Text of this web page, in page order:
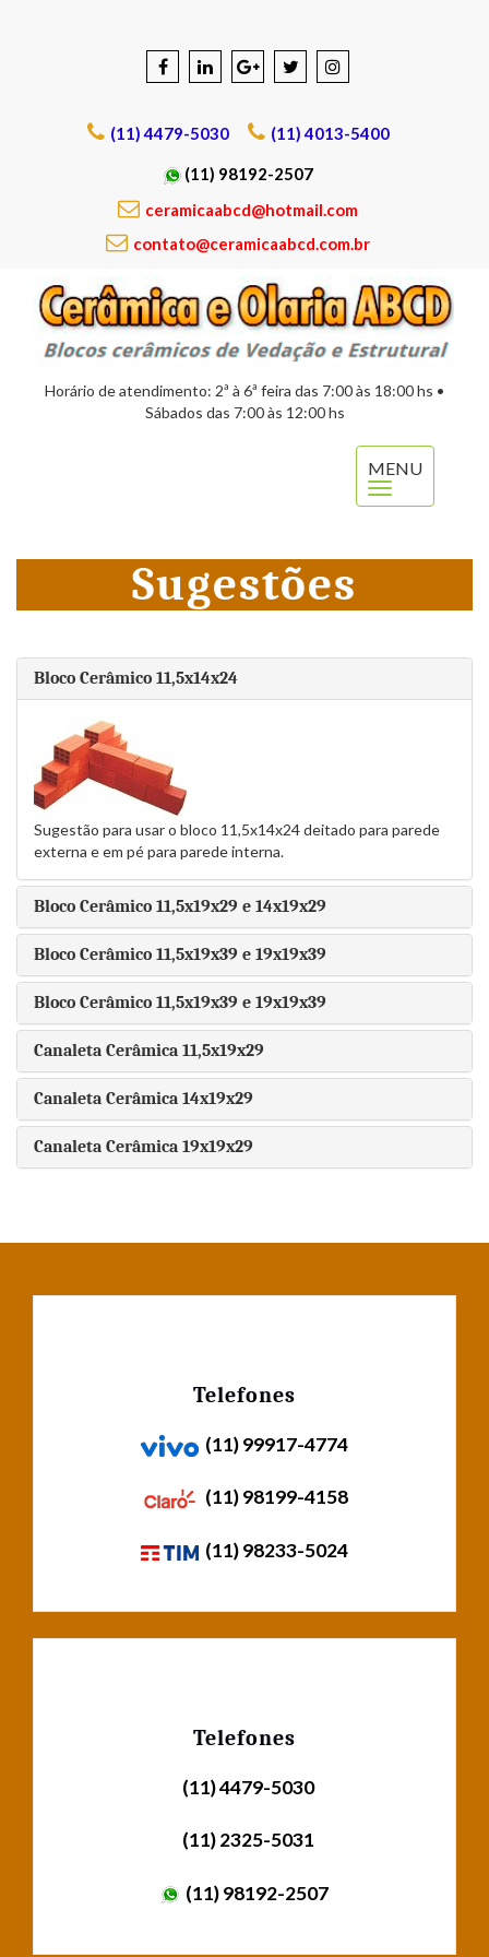
(11) 4479-5030 (11) 4013-5400
(11) 98192-2507
ceramicaabcd@hotmail.com
contato@ceramicaabcd.com.br
Horário de atendimento: 2ª à 6ª feira das 7:00 às 18:00 hs •
Sábados das 7:00 às 12:00 hs
MENU
Sugestões
Bloco Cerâmico 11,5x14x24
Sugestão para usar o bloco 11,5x14x24 deitado para parede
externa e em pé para parede interna.
Bloco Cerâmico 11,5x19x29 e 14x19x29
Bloco Cerâmico 11,5x19x39 e 19x19x39
Bloco Cerâmico 11,5x19x39 e 19x19x39
Canaleta Cerâmica 11,5x19x29
Canaleta Cerâmica 14x19x29
Canaleta Cerâmica 19x19x29
Telefones
(11) 99917-4774
(11) 98199-4158
(11) 98233-5024
Telefones
(11) 4479-5030
(11) 2325-5031
(11) 98192-2507